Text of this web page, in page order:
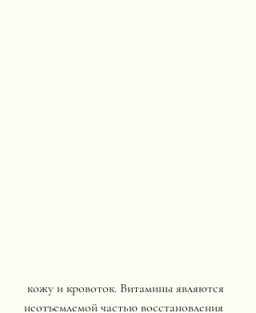
неотъемлемой частью восстановления